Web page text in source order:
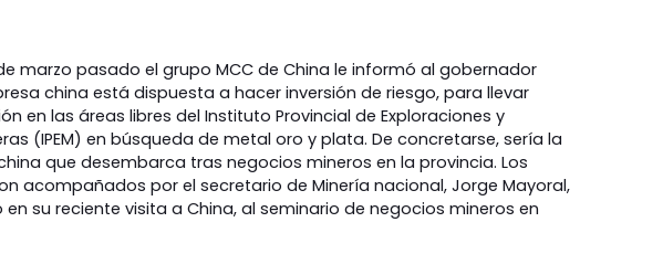
marzo pasado el grupo MCC de China le informó al gobernador
china está dispuesta a hacer inversión de riesgo, para llevar
en las áreas libres del Instituto Provincial de Exploraciones y
(IPEM) en búsqueda de metal oro y plata. De concretarse, sería la
que desembarca tras negocios mineros en la provincia. Los
acompañados por el secretario de Minería nacional, Jorge Mayoral,
su reciente visita a China, al seminario de negocios mineros en